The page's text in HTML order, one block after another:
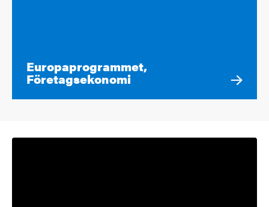
Europaprogrammet,
Företagsekonomi